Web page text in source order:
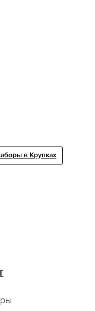
в Крупках